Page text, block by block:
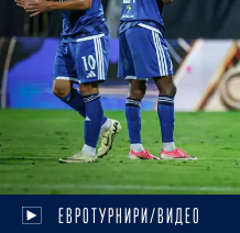
ЕВРОТУРНИРИ/ВИДЕО